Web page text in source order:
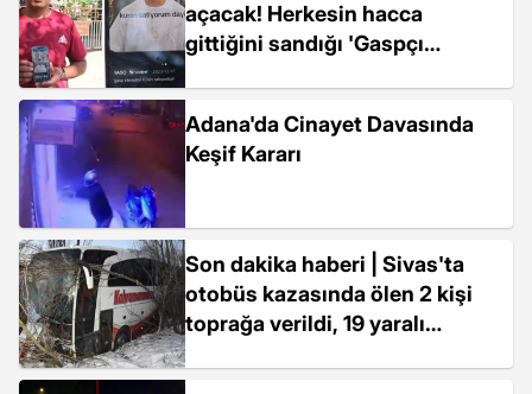
açacak! Herkesin hacca
gittiğini sandığı 'Gaspçı
Adana'da Cinayet Davasında
Keşif Kararı
Son dakika haberi | Sivas'ta
otobüs kazasında ölen 2 kişi
toprağa verildi, 19 yaralı